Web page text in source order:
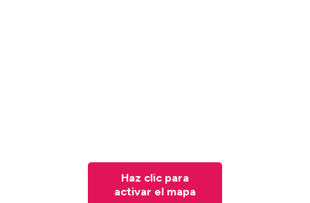
Haz clic para
activar el mapa